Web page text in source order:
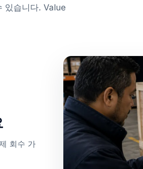
있습니다. Value
회수 가